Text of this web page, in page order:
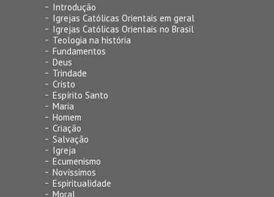
Introdução
Igrejas Católicas Orientais em geral
Igrejas Católicas Orientais no Brasil
Teologia na história
Fundamentos
Deus
Trindade
Cristo
Espírito Santo
Maria
Homem
Criação
Salvação
Igreja
Ecumenismo
Novíssimos
Espiritualidade
Moral